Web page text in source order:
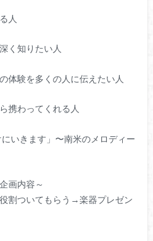
人
く知りたい人
体験を多くの人に伝えたい人
携わってくれる人
いきます」〜南米のメロディー
画内容～
割ついてもらう→楽器プレゼン